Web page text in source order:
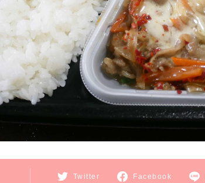
Twitter Facebook